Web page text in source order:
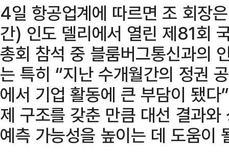
4일 항공업계에 따르면 조 회장
간) 인도 델리에서 열린 제81회
총회 참석 중 블룸버그통신과의
는 특히 “지난 수개월간의 정권
에서 기업 활동에 큰 부담이 됐
제 구조를 갖춘 만큼 대선 결과
예측 가능성을 높이는 데 도움이